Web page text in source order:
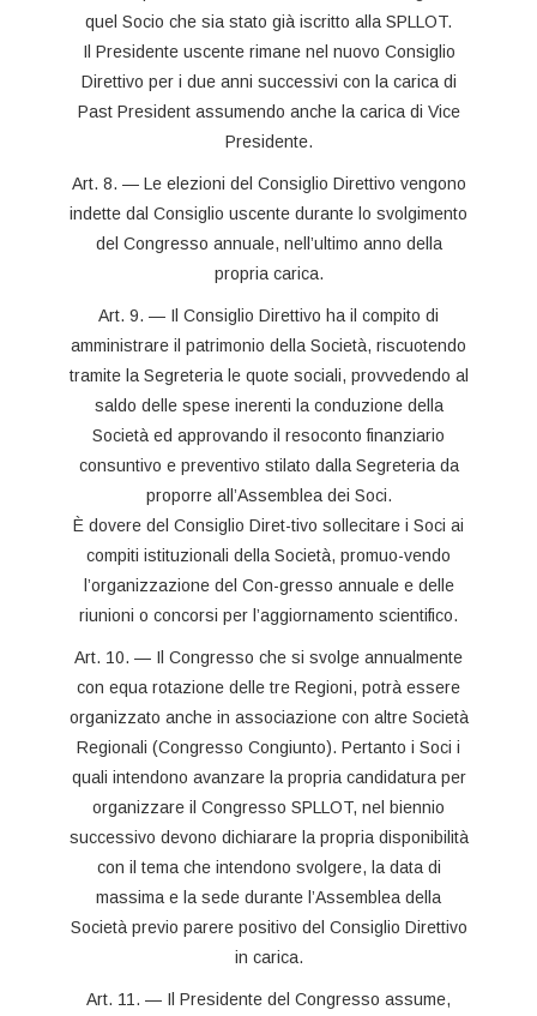
quel Socio che sia stato già iscritto alla SPLLOT.
Il Presidente uscente rimane nel nuovo Consiglio
Direttivo per i due anni successivi con la carica di
Past President assumendo anche la carica di Vice
Presidente.
Art. 8. — Le elezioni del Consiglio Direttivo vengono
indette dal Consiglio uscente durante lo svolgimento
del Congresso annuale, nell’ultimo anno della
propria carica.
Art. 9. — Il Consiglio Direttivo ha il compito di
amministrare il patrimonio della Società, riscuotendo
tramite la Segreteria le quote sociali, provvedendo al
saldo delle spese inerenti la conduzione della
Società ed approvando il resoconto finanziario
consuntivo e preventivo stilato dalla Segreteria da
proporre all’Assemblea dei Soci.
È dovere del Consiglio Diret-tivo sollecitare i Soci ai
compiti istituzionali della Società, promuo-vendo
l’organizzazione del Con-gresso annuale e delle
riunioni o concorsi per l’aggiornamento scientifico.
Art. 10. — Il Congresso che si svolge annualmente
con equa rotazione delle tre Regioni, potrà essere
organizzato anche in associazione con altre Società
Regionali (Congresso Congiunto). Pertanto i Soci i
quali intendono avanzare la propria candidatura per
organizzare il Congresso SPLLOT, nel biennio
successivo devono dichiarare la propria disponibilità
con il tema che intendono svolgere, la data di
massima e la sede durante l’Assemblea della
Società previo parere positivo del Consiglio Direttivo
in carica.
Art. 11. — Il Presidente del Congresso assume,